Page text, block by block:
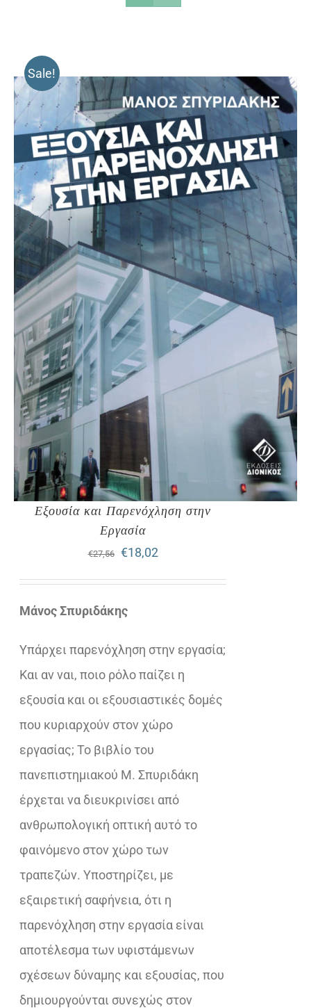
Sale!
Εξουσία και Παρενόχληση στην
Εργασία
€27,56
Original
price
€18,02Η
τρέχουσα
€18,02.
Μάνος Σπυριδάκης
Υπάρχει παρενόχληση στην εργασία;
Και αν ναι, ποιο ρόλο παίζει η
εξουσία και οι εξουσιαστικές δομές
που κυριαρχούν στον χώρο
εργασίας; Το βιβλίο του
πανεπιστημιακού Μ. Σπυριδάκη
έρχεται να διευκρινίσει από
ανθρωπολογική οπτική αυτό το
φαινόμενο στον χώρο των
τραπεζών. Υποστηρίζει, με
εξαιρετική σαφήνεια, ότι η
παρενόχληση στην εργασία είναι
αποτέλεσμα των υφιστάμενων
σχέσεων δύναμης και εξουσίας, που
δημιουργούνται συνεχώς στον